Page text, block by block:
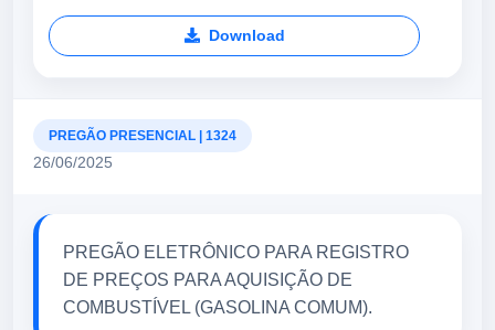
Download
PREGÃO PRESENCIAL | 1324
26/06/2025
PREGÃO ELETRÔNICO PARA REGISTRO
DE PREÇOS PARA AQUISIÇÃO DE
COMBUSTÍVEL (GASOLINA COMUM).